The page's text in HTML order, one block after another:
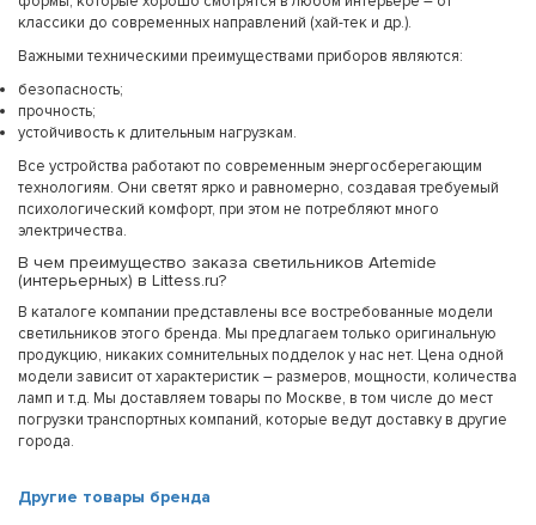
классики до современных направлений (хай-тек и др.).
Важными техническими преимуществами приборов являются:
безопасность;
прочность;
устойчивость к длительным нагрузкам.
Все устройства работают по современным энергосберегающим
технологиям. Они светят ярко и равномерно, создавая требуемый
психологический комфорт, при этом не потребляют много
электричества.
В чем преимущество заказа светильников Artemide
(интерьерных) в Littess.ru?
В каталоге компании представлены все востребованные модели
светильников этого бренда. Мы предлагаем только оригинальную
продукцию, никаких сомнительных подделок у нас нет. Цена одной
модели зависит от характеристик – размеров, мощности, количества
ламп и т.д. Мы доставляем товары по Москве, в том числе до мест
погрузки транспортных компаний, которые ведут доставку в другие
города.
Другие товары бренда